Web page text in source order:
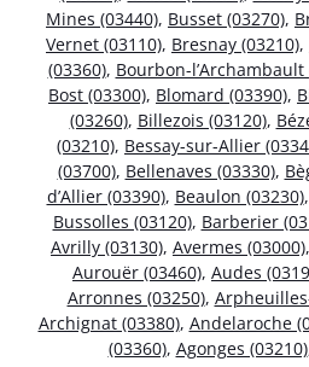
Mines (03440), Busset (03270),
Vernet (03110), Bresnay (03210),
(03360), Bourbon-l’Archambault
Bost (03300), Blomard (03390),
(03260), Billezois (03120),
(03210), Bessay-sur-Allier
(03700), Bellenaves (03330),
d’Allier (03390), Beaulon (03230),
Bussolles (03120), Barberier
Avrilly (03130), Avermes (03000),
Aurouër (03460), Audes
Arronnes (03250),
Archignat (03380), Andelaroche
(03360), Agonges (03210)